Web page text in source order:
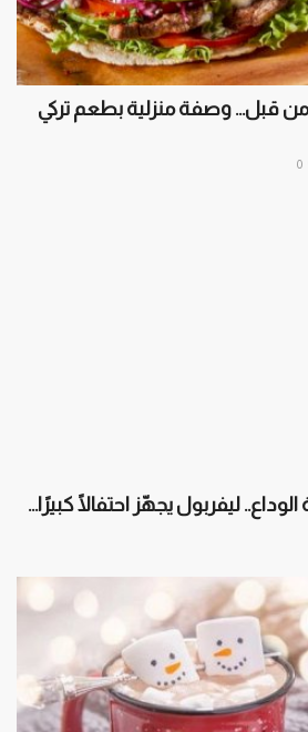
من قبل… وصفة منزلية بطعم تركي
0
ليفربول يجهّز احتفالًا كبيرًا...